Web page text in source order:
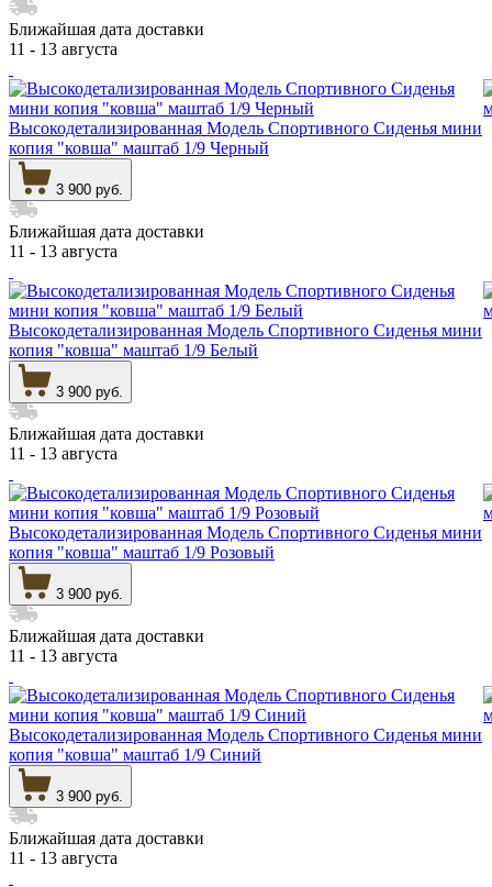
Ближайшая дата доставки
11 - 13 августа
Высокодетализированная Модель Спортивного Сиденья мини
копия "ковша" маштаб 1/9 Черный
3 900 руб.
Ближайшая дата доставки
11 - 13 августа
Высокодетализированная Модель Спортивного Сиденья мини
копия "ковша" маштаб 1/9 Белый
3 900 руб.
Ближайшая дата доставки
11 - 13 августа
Высокодетализированная Модель Спортивного Сиденья мини
копия "ковша" маштаб 1/9 Розовый
3 900 руб.
Ближайшая дата доставки
11 - 13 августа
Высокодетализированная Модель Спортивного Сиденья мини
копия "ковша" маштаб 1/9 Синий
3 900 руб.
Ближайшая дата доставки
11 - 13 августа